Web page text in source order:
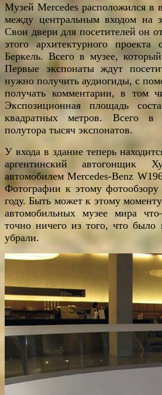
Музей Mercedes расположился в
между центральным входом на
Свои двери для посетителей он
этого архитектурного
Беркель. Всего в музее,
Первые экспонаты ждут
нужно получить аудиогиды, с
получать комментарии, в том
Экспозиционная площадь
квадратных метров. Всего в
полутора тысяч экспонатов.
У входа в здание теперь
аргентинский автогонщик
автомобилем Mercedes-Benz
Фотографии к этому
году. Быть может к этому
автомобильных музее мира
точно ничего из того, что
убрали.